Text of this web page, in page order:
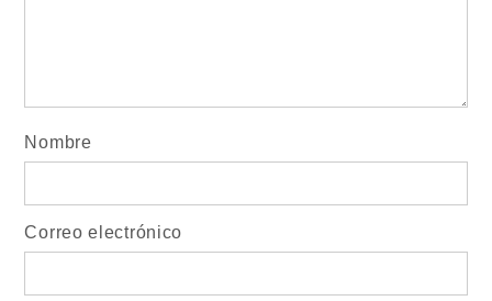
Nombre
Correo electrónico